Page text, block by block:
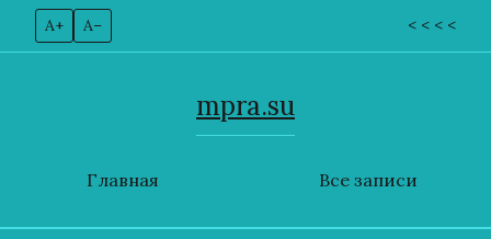
A+ A– < < < <
Главная
mpra.su
Все записи